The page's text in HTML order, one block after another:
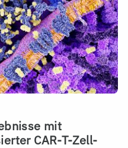
mit
CAR-T-Zell-